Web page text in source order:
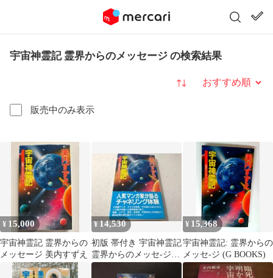
宇宙神霊記 霊界からのメッセージ の検索結果
販売中のみ表示
並び替え
¥ 15,000
宇宙神霊記 霊界からの
メッセージ 美内すずえ
¥14,530
初版 帯付き 宇宙神霊記
霊界からのメッセ-ジ
美内すずえ 新書 ■6600
¥ 15,368
宇宙神霊記: 霊界からの
メッセ-ジ (G BOOKS)